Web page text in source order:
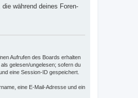
während deines Foren-
Aufrufen des Boards erhalten
gelesen/ungelesen; sofern du
eine Session-ID gespeichert.
eine E-Mail-Adresse und ein